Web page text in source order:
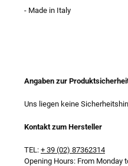
- Made in Italy
Angaben zur
Uns liegen keine
Kontakt zum Hersteller
TEL: + 39 (02) 87362314
Opening Hours: From Monday